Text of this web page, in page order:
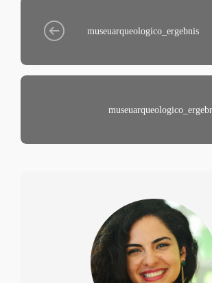
museuarqueologico_ergebnis